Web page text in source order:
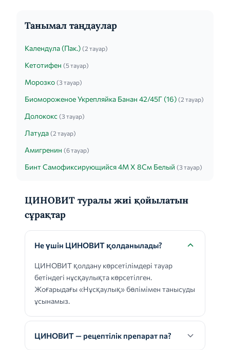
Танымал таңдаулар
Календула (Пак.) (2 тауар)
Кетотифен (5 тауар)
Морозко (3 тауар)
Биомороженое Укрепляйка Банан 42/45Г (16) (2 тауар)
Долококс (3 тауар)
Латуда (2 тауар)
Амигренин (6 тауар)
Бинт Самофиксирующийся 4М Х 8См Белый (3 тауар)
ЦИНОВИТ туралы жиі қойылатын
сұрақтар
Не үшін ЦИНОВИТ қолданылады?
ЦИНОВИТ қолдану көрсетілімдері тауар
бетіндегі нұсқаулықта көрсетілген.
Жоғарыдағы «Нұсқаулық» бөлімімен танысуды
ұсынамыз.
ЦИНОВИТ — рецептілік препарат па?